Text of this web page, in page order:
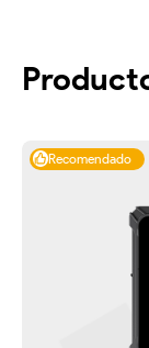
Recomendado